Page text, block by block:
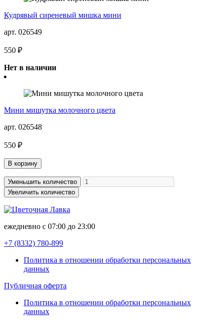
Кудрявый сиреневый мишка мини
арт. 026549
550 ₽
Нет в наличии
Мини мишутка молочного цвета
арт. 026548
550 ₽
В корзину
Уменьшить количество
Увеличить количество
ежедневно с 07:00 до 23:00
+7 (8332) 780-899
Политика в отношении обработки персональных
данных
Публичная оферта
Политика в отношении обработки персональных
данных